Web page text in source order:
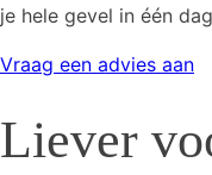
je hele gevel in één
Vraag een advies aan
Liever